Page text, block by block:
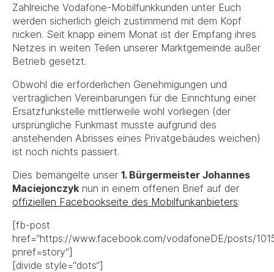
Zahlreiche Vodafone-Mobilfunkkunden unter Euch
werden sicherlich gleich zustimmend mit dem Kopf
nicken. Seit knapp einem Monat ist der Empfang ihres
Netzes in weiten Teilen unserer Marktgemeinde außer
Betrieb gesetzt.
Obwohl die erforderlichen Genehmigungen und
vertraglichen Vereinbarungen für die Einrichtung einer
Ersatzfunkstelle mittlerweile wohl vorliegen (der
ursprüngliche Funkmast musste aufgrund des
anstehenden Abrisses eines Privatgebäudes weichen)
ist noch nichts passiert.
Dies bemängelte unser 1. Bürgermeister Johannes
Maciejonczyk nun in einem offenen Brief auf der
offiziellen Facebookseite des Mobilfunkanbieters:
[fb-post
href=“https://www.facebook.com/vodafoneDE/posts/
pnref=story“]
[divide style=“dots“]